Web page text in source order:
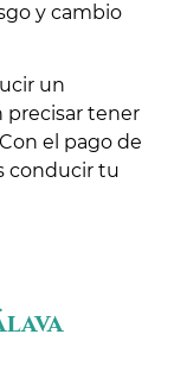
y cambio
un
precisar tener
el pago de
conducir tu